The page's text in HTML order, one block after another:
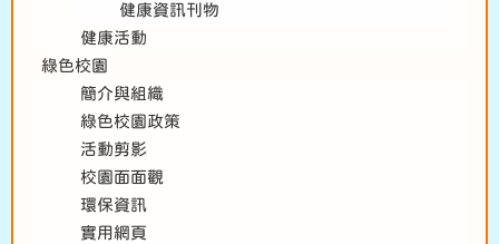
健康資訊刊物
健康活動
綠色校園
簡介與組織
綠色校園政策
活動剪影
校園面面觀
環保資訊
實用網頁